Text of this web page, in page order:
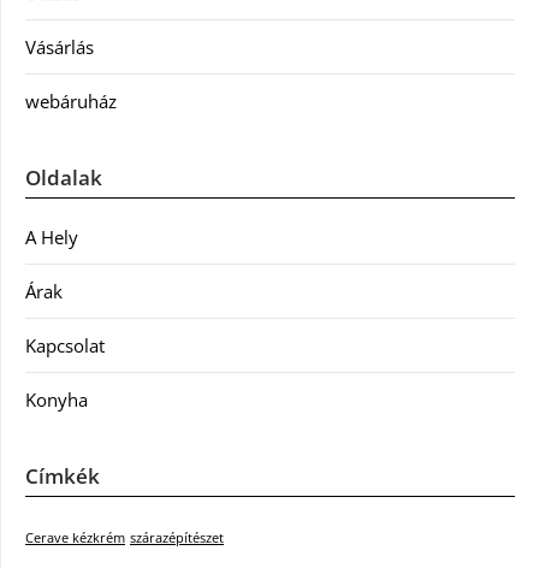
Vásárlás
webáruház
Oldalak
A Hely
Árak
Kapcsolat
Konyha
Címkék
Cerave kézkrém szárazépítészet